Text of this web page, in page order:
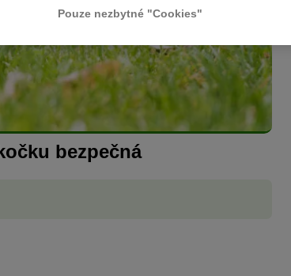
bezpečná
Pouze nezbytné "Cookies"